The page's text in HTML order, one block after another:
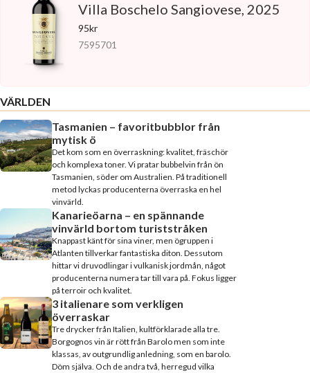
Villa Boschelo Sangiovese, 2025
95kr
7595701
VÄRLDEN
Tasmanien – favoritbubblor från
mytisk ö
Det kom som en överraskning: kvalitet, fräschör
och komplexa toner. Vi pratar bubbelvin från ön
Tasmanien, söder om Australien. På traditionell
metod lyckas producenterna överraska en hel
vinvärld.
Kanarieöarna – en spännande
vinvärld bortom turiststråken
Knappast känt för sina viner, men ögruppen i
Atlanten tillverkar fantastiska diton. Dessutom
hittar vi druvodlingar i vulkanisk jordmån, något
producenterna numera tar till vara på. Fokus ligger
på terroir och kvalitet.
3 italienare som verkligen
överraskar
Tre drycker från Italien, kultförklarade alla tre.
Borgognos vin är rött från Barolo men som inte
klassas, av outgrundlig anledning, som en barolo.
Döm själva. Och de andra två, herregud vilka